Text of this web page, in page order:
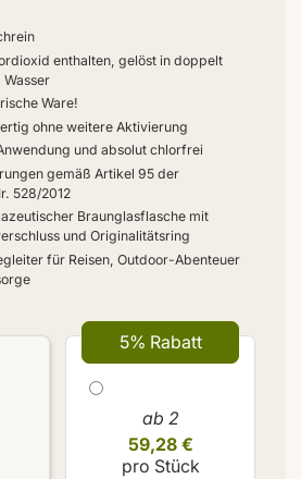
enthalten, gelöst in doppelt
Ware!
ohne weitere Aktivierung
und absolut chlorfrei
gemäß Artikel 95 der
528/2012
Braunglasflasche mit
und Originalitätsring
für Reisen, Outdoor-Abenteuer
5% Rabatt
ab 2
59,28 €
pro Stück